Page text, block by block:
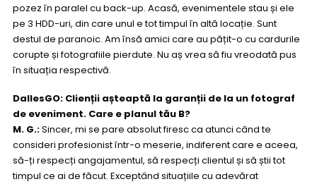
pozez în paralel cu back-up. Acasă, evenimentele stau și ele
pe 3 HDD-uri, din care unul e tot timpul în altă locație. Sunt
destul de paranoic. Am însă amici care au pățit-o cu cardurile
corupte și fotografiile pierdute. Nu aș vrea să fiu vreodată pus
în situația respectivă.
DallesGO: Clienții așteaptă la garanții de la un fotograf
de eveniment. Care e planul tău B?
M. G.:Sincer, mi se pare absolut firesc ca atunci când te
consideri profesionist într-o meserie, indiferent care e aceea,
să-ți respecți angajamentul, să respecți clientul și să știi tot
timpul ce ai de făcut. Exceptând situațiile cu adevărat